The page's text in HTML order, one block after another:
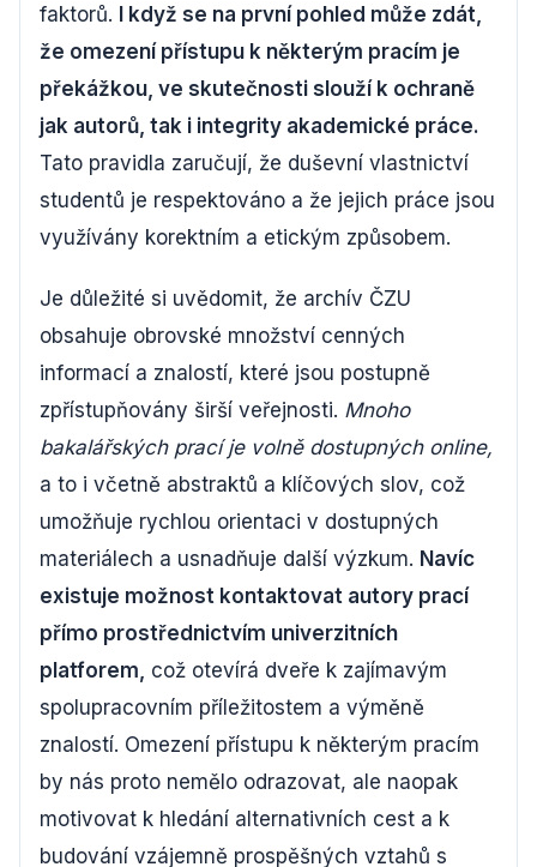
faktorů. I když se na první pohled může zdát,
že omezení přístupu k některým pracím je
překážkou, ve skutečnosti slouží k ochraně
jak autorů, tak i integrity akademické práce.
Tato pravidla zaručují, že duševní vlastnictví
studentů je respektováno a že jejich práce jsou
využívány korektním a etickým způsobem.
Je důležité si uvědomit, že archív ČZU
obsahuje obrovské množství cenných
informací a znalostí, které jsou postupně
zpřístupňovány širší veřejnosti. Mnoho
bakalářských prací je volně dostupných online,
a to i včetně abstraktů a klíčových slov, což
umožňuje rychlou orientaci v dostupných
materiálech a usnadňuje další výzkum. Navíc
existuje možnost kontaktovat autory prací
přímo prostřednictvím univerzitních
platforem, což otevírá dveře k zajímavým
spolupracovním příležitostem a výměně
znalostí. Omezení přístupu k některým pracím
by nás proto nemělo odrazovat, ale naopak
motivovat k hledání alternativních cest a k
budování vzájemně prospěšných vztahů s